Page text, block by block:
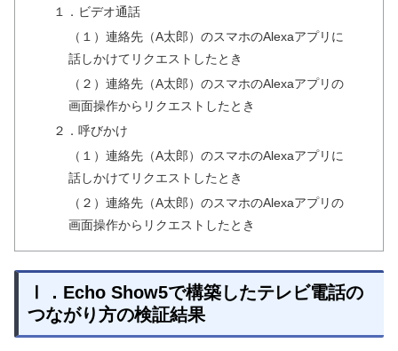
１．ビデオ通話
（１）連絡先（A太郎）のスマホのAlexaアプリに
話しかけてリクエストしたとき
（２）連絡先（A太郎）のスマホのAlexaアプリの
画面操作からリクエストしたとき
２．呼びかけ
（１）連絡先（A太郎）のスマホのAlexaアプリに
話しかけてリクエストしたとき
（２）連絡先（A太郎）のスマホのAlexaアプリの
画面操作からリクエストしたとき
Ⅰ．Echo Show5で構築したテレビ電話の
つながり方の検証結果